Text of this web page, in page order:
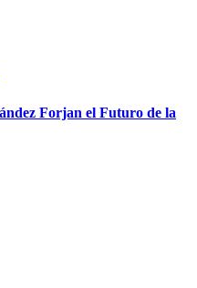
Forjan el Futuro de la